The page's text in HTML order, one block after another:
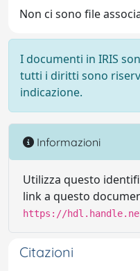
Non ci sono file
I documenti in IRIS
tutti i diritti sono
indicazione.
Informazioni
Utilizza questo
link a questo
https://
Citazioni